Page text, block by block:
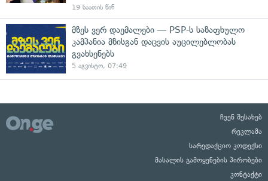
19 საათის წინ
მზეს ვერ დაემალები — PSP-ს საზაფხულო
კამპანია მზისგან დაცვის აუცილებლობას
გვახსენებს
5 აგვისტო, 07:49
ჩვენ შესახებ
რეკლამა
სარედაქციო კოდექსი
მასალის გამოყენების პირობები
კონტაქტი